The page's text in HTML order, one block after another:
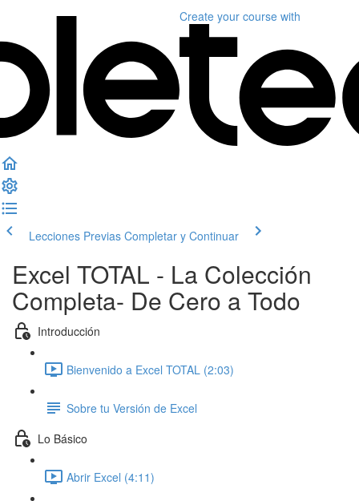
Create your course with
Lecciones Previas Completar y Continuar
Excel TOTAL - La Colección
Completa- De Cero a Todo
Introducción
Bienvenido a Excel TOTAL (2:03)
Sobre tu Versión de Excel
Lo Básico
Abrir Excel (4:11)